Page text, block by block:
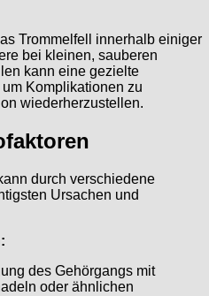
Trommelfell innerhalb einiger
bei kleinen, sauberen
kann eine gezielte
Komplikationen zu
wiederherzustellen.
durch verschiedene
Ursachen und
des Gehörgangs mit
oder ähnlichen